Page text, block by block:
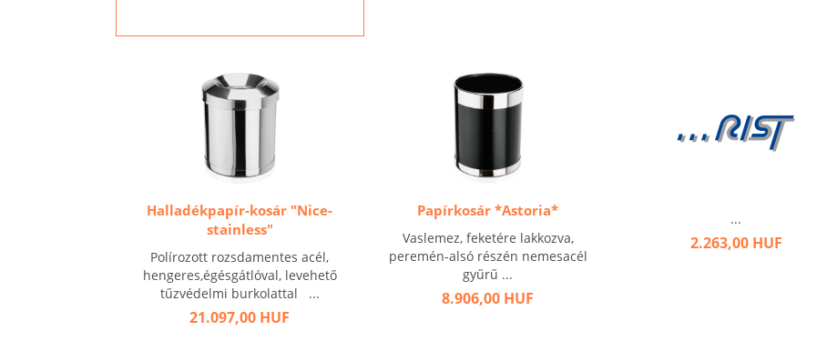
Halladékpapír-kosár "Nice-
stainless"
Polírozott rozsdamentes acél,
hengeres,égésgátlóval, levehető
tűzvédelmi burkolattal ...
21.097,00 HUF
Papírkosár *Astoria*
Vaslemez, feketére lakkozva,
peremén-alsó részén nemesacél
gyűrű ...
8.906,00 HUF
...
2.263,00 HUF